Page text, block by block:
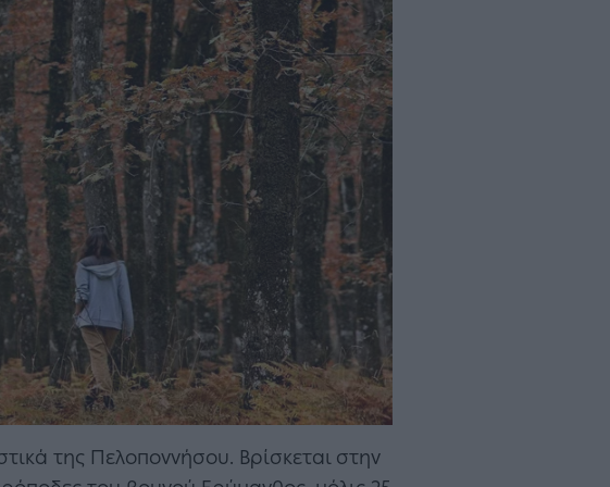
της Πελοποννήσου. Βρίσκεται στην